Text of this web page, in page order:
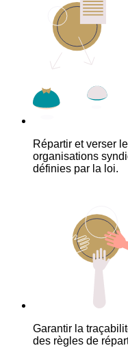
Répartir et verser
organisations
définies par la loi.
Garantir la
des règles de